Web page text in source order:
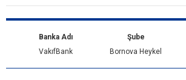
Banka Adı
VakıfBank
Şube
Bornova Heykel